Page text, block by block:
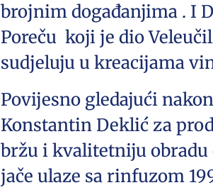
brojnim događanjima . I
Poreču koji je dio
sudjeluju u kreacijama
Povijesno gledajući
Konstantin Deklić za
bržu i kvalitetniju
jače ulaze sa rinfuzom